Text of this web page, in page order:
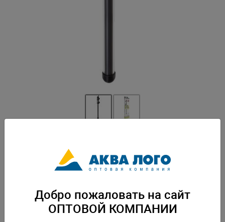
Объем аквариума : 230 - 300 л• Стеклянный обогреватель с
термостатом • Диапазон температур от 20 ° до 33 °• Длина
Скачать каталог
Добро пожаловать на сайт
ОПТОВОЙ КОМПАНИИ